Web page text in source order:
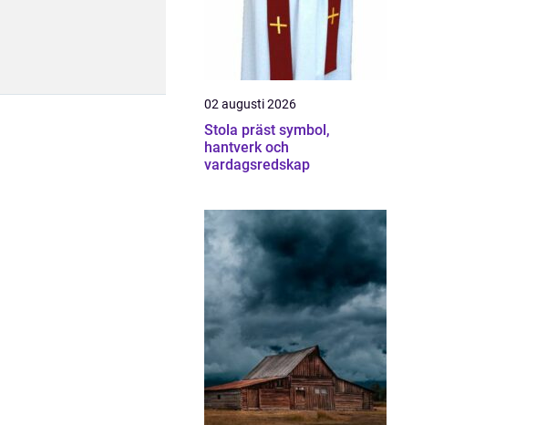
02 augusti 2026
Stola präst symbol,
hantverk och
vardagsredskap